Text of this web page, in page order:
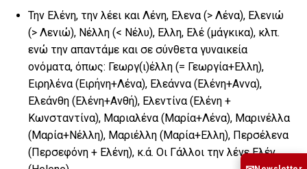
Την Ελένη, την λέει και Λένη, Ελενα (> Λένα), Ελενιώ
(> Λενιώ), Νέλλη (< Νέλυ), Ελλη, Ελέ (μάγκικα), κλπ.
ενώ την απαντάμε και σε σύνθετα γυναικεία
ονόματα, όπως: Γεωργ(ι)έλλη (= Γεωργία+Ελλη),
Ειρηλένα (Ειρήνη+Λένα), Ελεάννα (Ελένη+Αννα),
Ελεάνθη (Ελένη+Ανθή), Ελεντίνα (Ελένη +
Κωνσταντίνα), Μαριαλένα (Μαρία+Λένα), Μαρινέλλα
(Μαρία+Νέλλη), Μαριέλλη (Μαρία+Ελλη), Περσέλενα
(Περσεφόνη + Ελένη), κ.ά. Οι Γάλλοι την λένε Ελέν